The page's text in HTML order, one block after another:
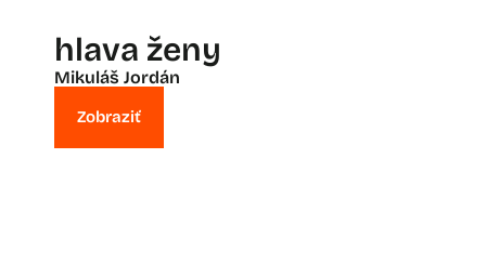
hlava ženy
Mikuláš Jordán
Zobraziť